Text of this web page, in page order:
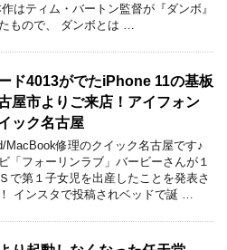
はティム・バートン監督が『ダンボ』
もので、 ダンボとは …
ド4013がでたiPhone 11の基板
屋市よりご来店！アイフォン
ック名古屋
MacBook修理のクイック名古屋です♪
「フォーリンラブ」バービーさんが１
で第１子女児を出産したことを発表さ
インスタで投稿されベッドで誕 …